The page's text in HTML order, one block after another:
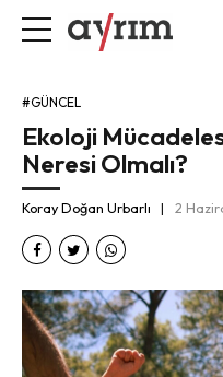
#GÜNCEL
Ekoloji
Neresi Olmalı?
Koray Doğan Urbarlı 2